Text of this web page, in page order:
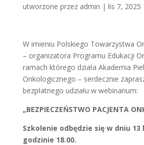
utworzone przez admin | lis 7, 2025
W imieniu Polskiego Towarzystwa
– organizatora Programu Edukacji
ramach którego działa Akademia
Onkologicznego – serdecznie
bezpłatnego udziału w webinarium:
„BEZPIECZEŃSTWO PACJENTA
Szkolenie odbędzie się w dniu
godzinie 18.00.